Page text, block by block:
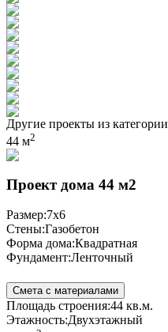
Другие проекты из категории
44 м2
Проект дома 44 м2
Размер:7x6
Стены:Газобетон
Форма дома:Квадратная
Фундамент:Ленточный
Смета с материалами
Площадь строения:44 кв.м.
Этажность:Двухэтажный